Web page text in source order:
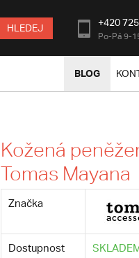
HLEDEJ +420
Po-Pá 9-
BLOG
Kožená
Tomas Mayana
Značka
Dostupnost